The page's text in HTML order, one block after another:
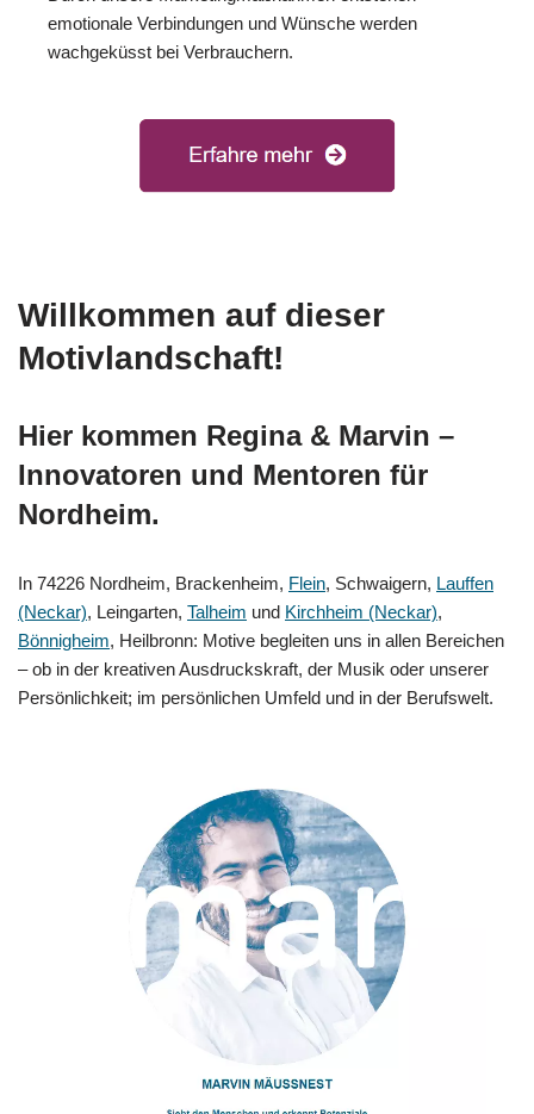
emotionale Verbindungen und Wünsche werden
wachgeküsst bei Verbrauchern.
Willkommen auf dieser
Motivlandschaft!
Hier kommen Regina & Marvin –
Innovatoren und Mentoren für
Nordheim.
In 74226 Nordheim, Brackenheim, Flein, Schwaigern, Lauffen
(Neckar), Leingarten, Talheim und Kirchheim (Neckar),
Bönnigheim, Heilbronn: Motive begleiten uns in allen Bereichen
– ob in der kreativen Ausdruckskraft, der Musik oder unserer
Persönlichkeit; im persönlichen Umfeld und in der Berufswelt.